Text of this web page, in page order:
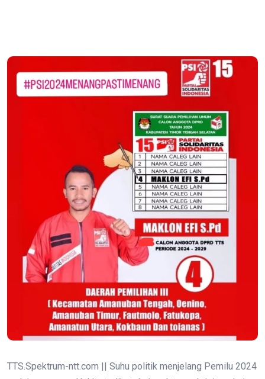
TTS.Spektrum-ntt.com || Suhu politik menjelang Pemilu 2024